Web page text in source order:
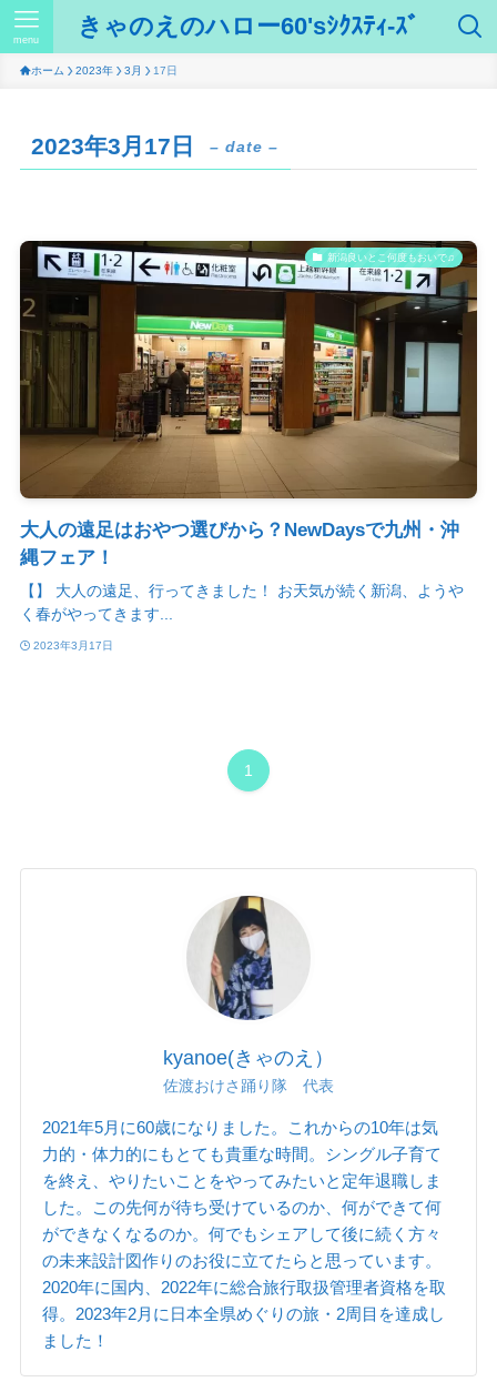
きゃのえのハロー60'sｼｸｽﾃｨ-ｽﾞ
menu
ホーム 2023年 3月 17日
2023年3月17日 – date –
新潟良いとこ何度もおいで♫
大人の遠足はおやつ選びから？NewDaysで九州・沖
縄フェア！
【】 大人の遠足、行ってきました！ お天気が続く新潟、ようや
く春がやってきます...
2023年3月17日
1
kyanoe(きゃのえ）
佐渡おけさ踊り隊 代表
2021年5月に60歳になりました。これからの10年は気
力的・体力的にもとても貴重な時間。シングル子育て
を終え、やりたいことをやってみたいと定年退職しま
した。この先何が待ち受けているのか、何ができて何
ができなくなるのか。何でもシェアして後に続く方々
の未来設計図作りのお役に立てたらと思っています。
2020年に国内、2022年に総合旅行取扱管理者資格を取
得。2023年2月に日本全県めぐりの旅・2周目を達成し
ました！